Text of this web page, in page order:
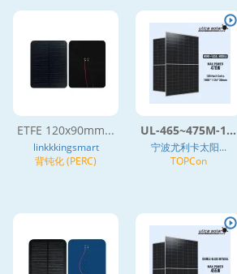
ETFE 120x90mm...
linkkkingsmart
背钝化 (PERC)
UL-465~475M-1...
宁波尤利卡太阳...
TOPCon